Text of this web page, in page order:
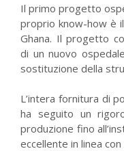
Il primo progetto
proprio know-how è
Ghana. Il progetto
di un nuovo
sostituzione della
L’intera fornitura di
ha seguito un
produzione fino
eccellente in linea